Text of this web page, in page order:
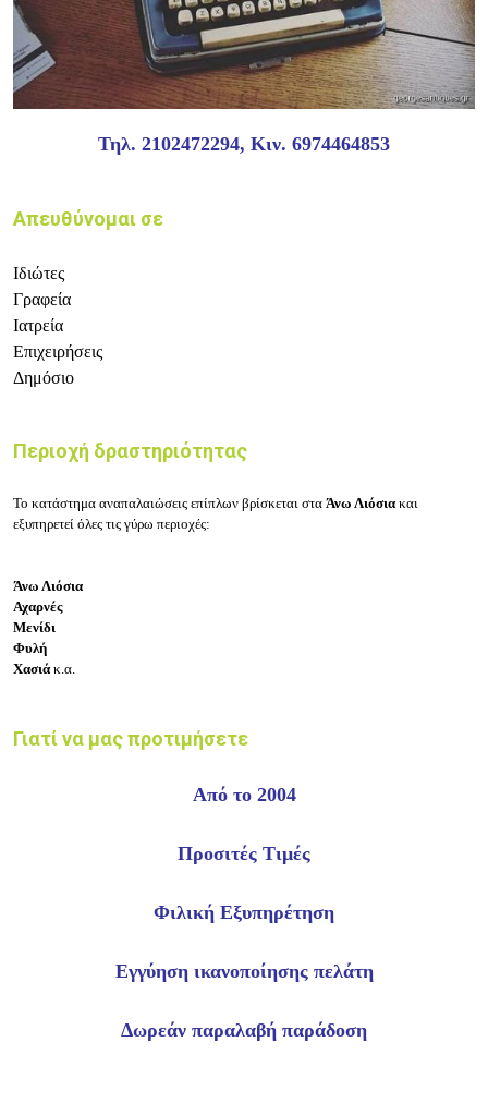
Τηλ. 2102472294, Κιν. 6974464853
Απευθύνομαι σε
Ιδιώτες
Γραφεία
Ιατρεία
Επιχειρήσεις
Δημόσιο
Περιοχή δραστηριότητας
Το κατάστημα αναπαλαιώσεις επίπλων βρίσκεται στα Άνω Λιόσια και
εξυπηρετεί όλες τις γύρω περιοχές:
Άνω Λιόσια
Αχαρνές
Μενίδι
Φυλή
Χασιά κ.α.
Γιατί να μας προτιμήσετε
Από το 2004
Προσιτές Τιμές
Φιλική Εξυπηρέτηση
Εγγύηση ικανοποίησης πελάτη
Δωρεάν παραλαβή παράδοση